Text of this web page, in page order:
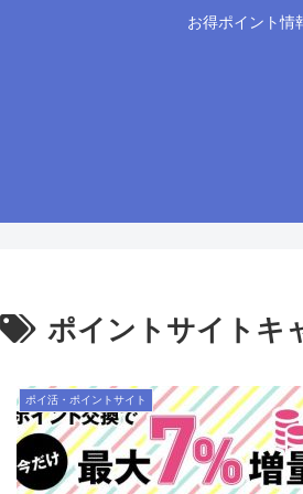
お得ポイント情
ポイントサイトキ
ポイ活・ポイントサイト